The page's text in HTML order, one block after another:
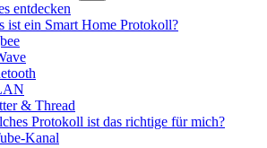
entdecken
ist ein Smart Home Protokoll?
& Thread
Protokoll ist das richtige für mich?
Kanal